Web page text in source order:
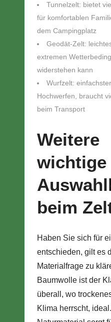
Tunnelzelt: bietet
für komfortablen
dem Campingplatz
Geodät-Zelt:
extremen
widerstehen kann
Wurfzelt:
Hochwerfen, braucht
beim Transport
Weitere
wichtige
beim
Haben Sie sich für
entschieden, gilt es
Materialfrage zu
Baumwolle ist der
überall, wo
Klima herrscht,